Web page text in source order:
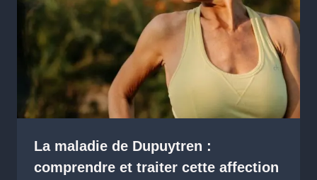
La maladie de Dupuytren :
comprendre et traiter cette affection